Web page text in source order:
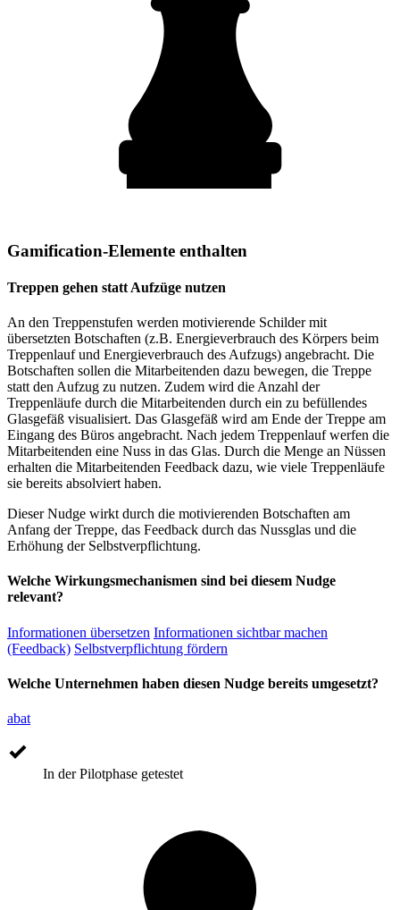
Gamification-Elemente enthalten
Treppen gehen statt Aufzüge nutzen
An den Treppenstufen werden motivierende Schilder mit
übersetzten Botschaften (z.B. Energieverbrauch des Körpers beim
Treppenlauf und Energieverbrauch des Aufzugs) angebracht. Die
Botschaften sollen die Mitarbeitenden dazu bewegen, die Treppe
statt den Aufzug zu nutzen. Zudem wird die Anzahl der
Treppenläufe durch die Mitarbeitenden durch ein zu befüllendes
Glasgefäß visualisiert. Das Glasgefäß wird am Ende der Treppe am
Eingang des Büros angebracht. Nach jedem Treppenlauf werfen die
Mitarbeitenden eine Nuss in das Glas. Durch die Menge an Nüssen
erhalten die Mitarbeitenden Feedback dazu, wie viele Treppenläufe
sie bereits absolviert haben.
Dieser Nudge wirkt durch die motivierenden Botschaften am
Anfang der Treppe, das Feedback durch das Nussglas und die
Erhöhung der Selbstverpflichtung.
Welche Wirkungsmechanismen sind bei diesem Nudge
relevant?
Informationen übersetzen Informationen sichtbar machen
(Feedback) Selbstverpflichtung fördern
Welche Unternehmen haben diesen Nudge bereits umgesetzt?
abat
In der Pilotphase getestet